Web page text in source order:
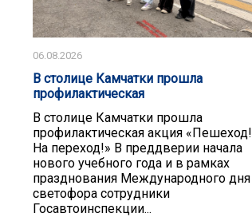
06.08.2026
В столице Камчатки прошла
профилактическая
В столице Камчатки прошла
профилактическая акция «Пешеход!
На переход!» В преддверии начала
нового учебного года и в рамках
празднования Международного дня
светофора сотрудники
Госавтоинспекции...